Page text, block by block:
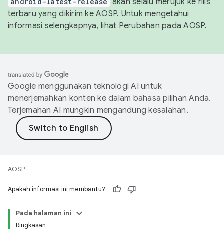
akan selalu merujuk ke rilis
terbaru yang dikirim ke AOSP. Untuk mengetahui
informasi selengkapnya, lihat Perubahan pada AOSP.
Google menggunakan teknologi AI untuk
menerjemahkan konten ke dalam bahasa pilihan Anda.
Terjemahan AI mungkin mengandung kesalahan.
AOSP
Apakah informasi ini membantu?
Pada halaman ini
Ringkasan